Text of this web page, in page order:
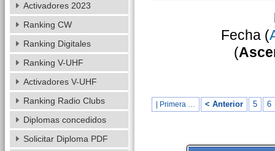
Fecha (
(
| Primera … < Anterior 5 6
Activadores 2023
Ranking CW
Ranking Digitales
Ranking V-UHF
Activadores V-UHF
Ranking Radio Clubs
Diplomas concedidos
Solicitar Diploma PDF